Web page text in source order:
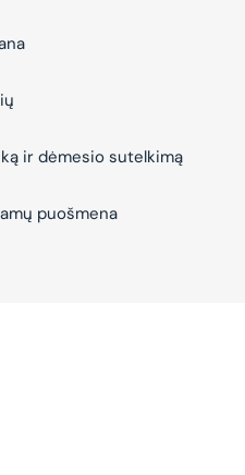
ir dėmesio sutelkimą
puošmena